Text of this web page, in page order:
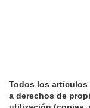
Todos los artículos
a derechos de